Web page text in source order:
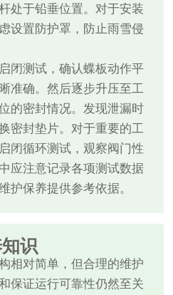
处于铅垂位置。对于安装
设置防护罩，防止雨雪侵
闭测试，确认蝶板动作平
准确。然后逐步升压至工
的密封情况。发现泄漏时
密封垫片。对于重要的工
闭循环测试，观察阀门性
应注意记录各项测试数据
护保养提供参考依据。
识
相对简单，但合理的维护
保证运行可靠性仍然至关